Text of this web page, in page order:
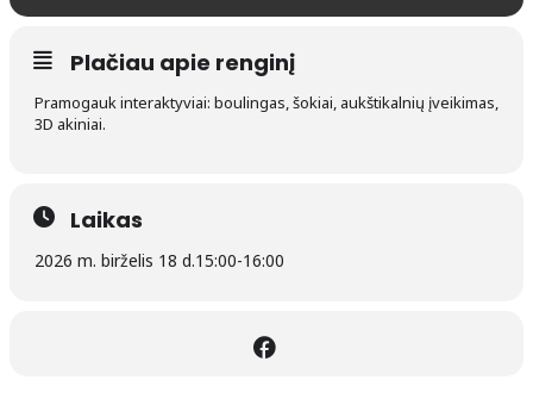
Plačiau apie renginį
Pramogauk interaktyviai: boulingas, šokiai, aukštikalnių įveikimas,
3D akiniai.
Laikas
2026 m. birželis 18 d.15:00-16:00